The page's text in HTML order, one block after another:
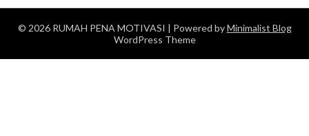
© 2026 RUMAH PENA MOTIVASI | Powered byMinimalist Blog
WordPress Theme